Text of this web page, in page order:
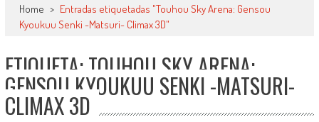
Home > Entradas etiquetadas "Touhou Sky Arena: Gensou
Kyoukuu Senki -Matsuri- Climax 3D"
ETIQUETA: TOUHOU SKY ARENA:
GENSOU KYOUKUU SENKI -MATSURI-
CLIMAX 3D